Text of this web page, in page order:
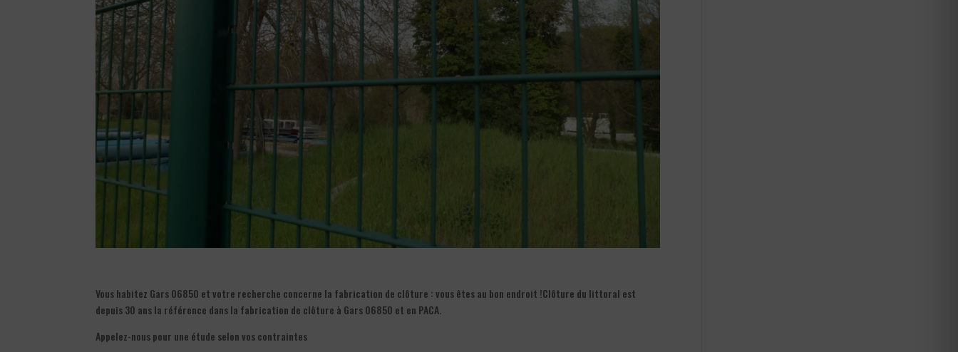
Vous habitez Gars 06850 et votre recherche concerne la fabrication de clôture : vous êtes au bon endroit !Clôture du littoral est
depuis 30 ans la référence dans la fabrication de clôture à Gars 06850 et en PACA.
Appelez-nous pour une étude selon vos contraintes